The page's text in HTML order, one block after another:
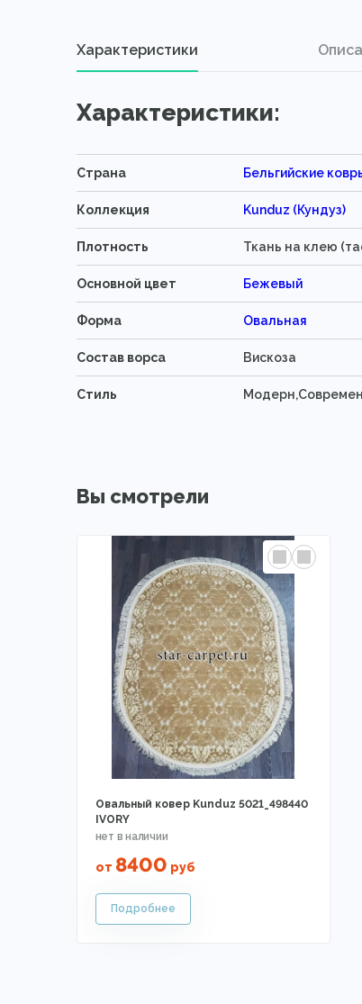
Характеристики
Характеристики:
Страна Бельгийские
Коллекция Kunduz (Кундуз)
Плотность Ткань на клею
Основной цвет Бежевый
Форма Овальная
Состав ворса Вискоза
Стиль
Вы смотрели
Овальный ковер Kunduz 5021_498440
IVORY
от 8400 руб